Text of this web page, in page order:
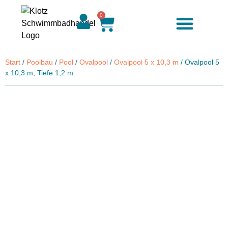
0
Start / Poolbau / Pool / Ovalpool / Ovalpool 5 x 10,3 m / Ovalpool 5
x 10,3 m, Tiefe 1,2 m